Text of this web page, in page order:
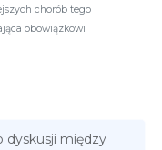
chorób tego
obowiązkowi
dyskusji między